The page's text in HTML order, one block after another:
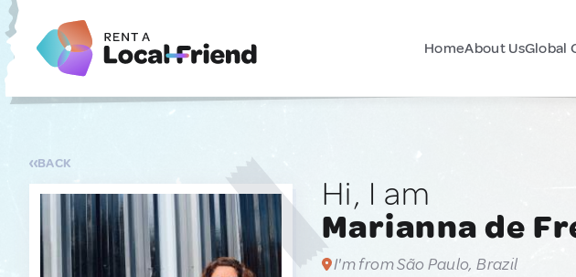
HomeAbout UsGlobal
BACK
Hi, I am
Marianna de
I'm from São Paulo, Brazil